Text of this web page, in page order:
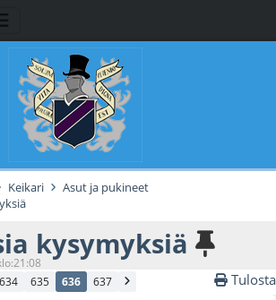
Keikari
Asut ja pukineet
kysymyksiä
634 635 636 637 Tulosta